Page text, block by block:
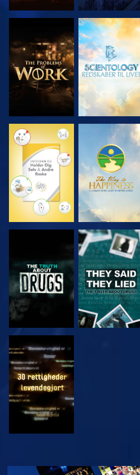
UDFORSK
SERIEN
UDFORSK
SERIEN
SE SE
SE
SE
SE